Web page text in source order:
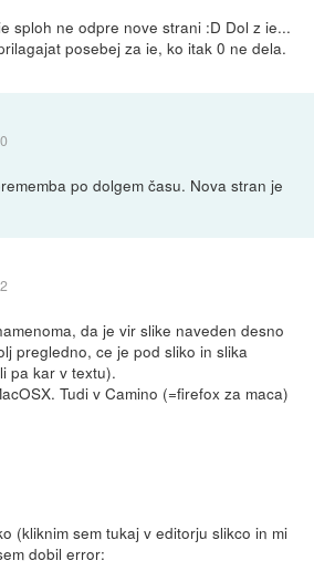
sploh ne odpre nove strani :D Dol z ie...
posebej za ie, ko itak 0 ne dela.
po dolgem času. Nova stran je
da je vir slike naveden desno
pregledno, ce je pod sliko in slika
pa kar v textu).
Tudi v Camino (=firefox za maca)
(kliknim sem tukaj v editorju slikco in mi
dobil error: